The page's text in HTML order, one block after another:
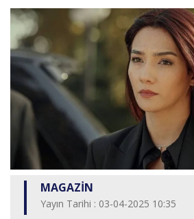
MAGAZİN
Yayın Tarihi : 03-04-2025 10:35